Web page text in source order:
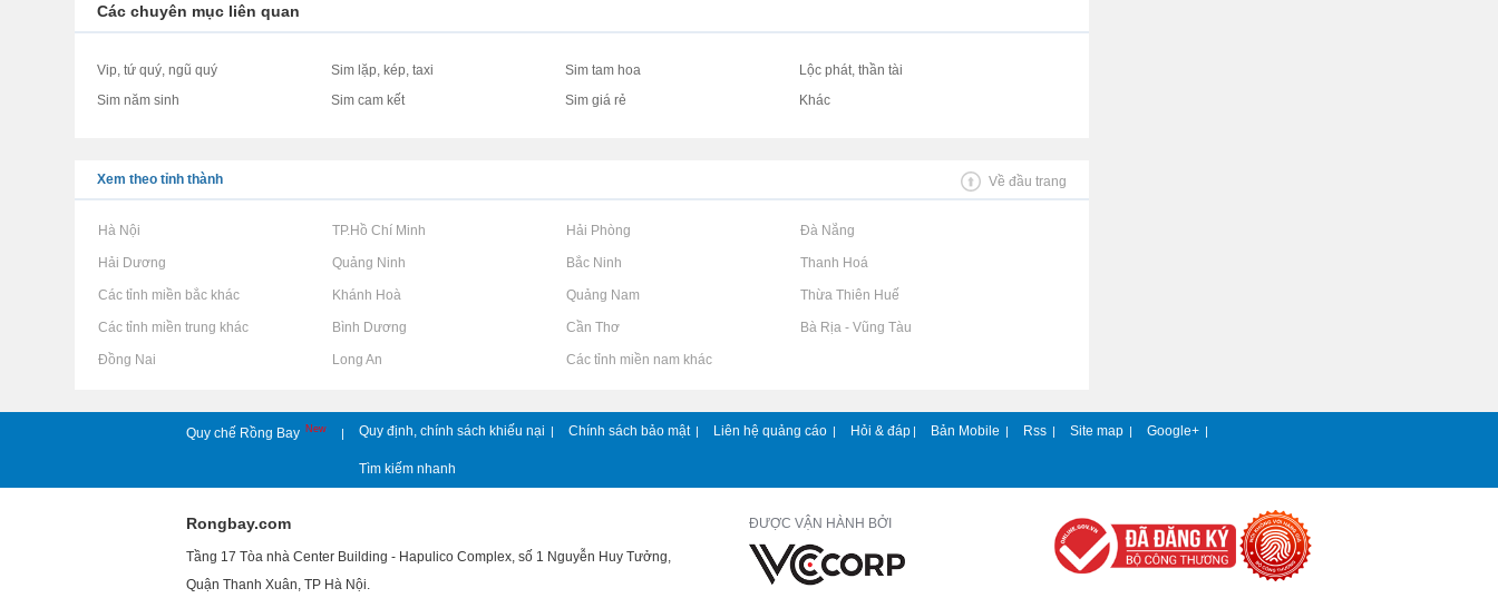
Các chuyên mục liên quan
Vip, tứ quý, ngũ quý Sim lặp, kép, taxi Sim tam hoa
Lộc phát, thần tài
Sim năm sinh
Sim cam kết Sim giá rẻ Khác
Xem theo tỉnh thành Về đầu trang
Rao vặt tại Hà Nội Rao vặt tại TP.Hồ Chí Minh Rao vặt tại Hải Phòng Rao vặt tại Đà Nẵng
Rao vặt tại Hải Dương Rao vặt tại Quảng Ninh Rao vặt tại Bắc Ninh Rao vặt tại Thanh Hoá
Rao vặt tại Các tỉnh miền bắc khác Rao vặt tại Khánh Hoà Rao vặt tại Quảng Nam Rao vặt tại Thừa Thiên Huế
Rao vặt tại Các tỉnh miền trung khác Rao vặt tại Bình Dương Rao vặt tại Cần Thơ Rao vặt tại Bà Rịa - Vũng Tàu
Rao vặt tại Đồng Nai Rao vặt tại Long An Rao vặt tại Các tỉnh miền nam khác
Quy chế Rồng Bay New | Quy định, chính sách khiếu nại | Chính sách bảo mật | Liên hệ quảng cáo | Hỏi & đáp | Bản Mobile | Rss | Site map | Google+ |
Tìm kiếm nhanh
Rongbay.com
Tầng 17 Tòa nhà Center Building - Hapulico Complex, số 1 Nguyễn Huy Tưởng,
Quận Thanh Xuân, TP Hà Nội.
ĐƯỢC VẬN HÀNH BỞI